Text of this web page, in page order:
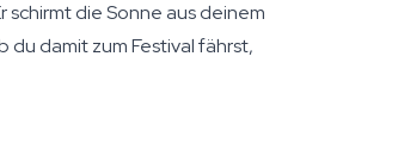
schirmt die Sonne aus deinem
damit zum Festival fährst,